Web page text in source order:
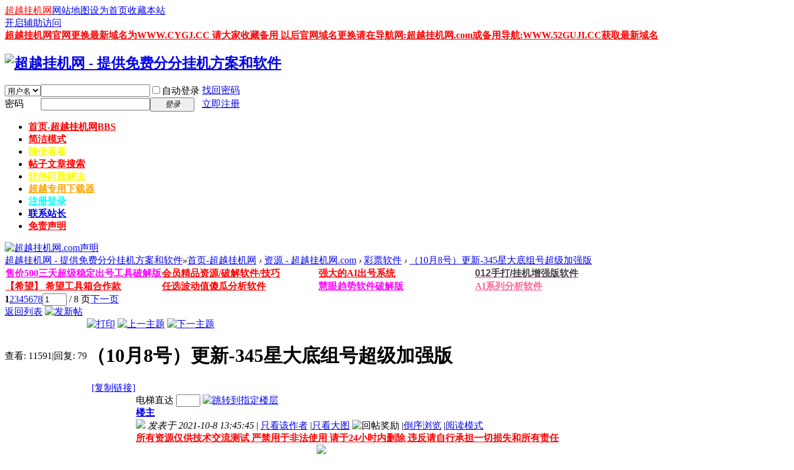
超越挂机网 网站地图设为首页收藏本站
开启辅助访问
超越挂机网官网更换最新域名为WWW.CYGJ.CC 请大家收藏备用 以后官网域名更换请在导航网:超越挂机网.com或备用导航:WWW.52GUJI.CC获取最新域名
自动登录 找回密码
密码
登录 立即注册
首页-超越挂机网BBS
简洁模式
随便看看
帖子文章搜索
软件问题解决
超越专用下载器
注册登录
联系站长
免责声明
超越挂机网 - 提供免费分分挂机方案和软件»首页-超越挂机网 › 资源 - 超越挂机网.com › 彩票软件 ›
（10月8号）更新-345星大底组号超级加强版
售价500三天超级稳定出号工具破解版会员精品资源/破解软件/技巧 强大的AI出号系统
012手打/挂机增强版软件
【希望】 希望工具箱合作款
任选波动值傻瓜分析软件 慧眼趋势软件破解版
AI系列分析软件
12345678 / 8 页下一页
返回列表
查看: 11591 |回复: 79 （10月8号）更新-345星大底组号超级加强版
[复制链接]
电梯直达
楼主
发表于 2021-10-8 13:45:45 | 只看该作者 |只看大图 |倒序浏览 |阅读模式
所有资源仅供技术交流测试 严禁用于非法使用 请于24小时内删除 违反请自行承担一切损失和所有责任